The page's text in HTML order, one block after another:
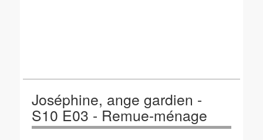
Joséphine, ange gardien -
S10 E03 - Remue-ménage